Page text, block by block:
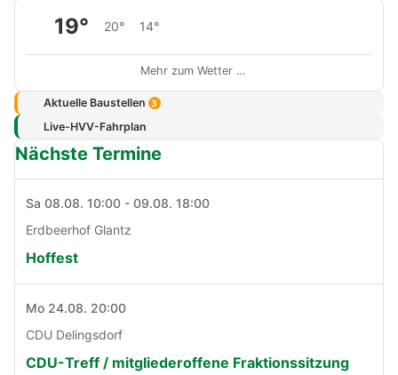
19° 20° 14°
Mehr zum Wetter …
Aktuelle Baustellen 3
Live-HVV-Fahrplan
Nächste Termine
Sa 08.08. 10:00 - 09.08. 18:00
Erdbeerhof Glantz
Hoffest
Mo 24.08. 20:00
CDU Delingsdorf
CDU-Treff / mitgliederoffene Fraktionssitzung